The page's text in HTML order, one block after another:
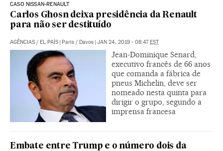
CASO NISSAN-RENAULT
Carlos Ghosn deixa presidência da Renault
para não ser destituído
AGÊNCIAS / EL PAÍS | Paris / Davos | JAN 24, 2019 - 08:47EST
Jean-Dominique Senard,
executivo francês de 66 anos
que comanda a fábrica de
pneus Michelin, deve ser
nomeado nesta quinta para
dirigir o grupo, segundo a
imprensa francesa
Embate entre Trump e o número dois da